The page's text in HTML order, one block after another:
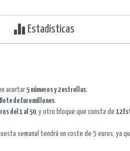
Estadísticas
acertar5 números y 2 estrellas.
Bote de Euromillones.
del 1 al 50, y otro bloque que consta de 12
semanal tendrá un coste de 5 euros, ya